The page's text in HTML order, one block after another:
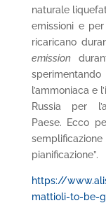
naturale
emissioni e
ricaricano
emission
l’ammoniaca e
Russia per
Paese. Ecco
pianificazione”.
https://
mattioli-to-be-